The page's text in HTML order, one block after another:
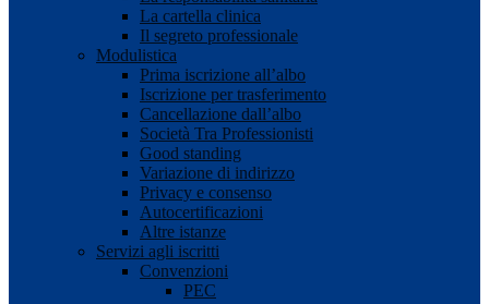
La cartella clinica
Il segreto professionale
Modulistica
Prima iscrizione all’albo
Iscrizione per trasferimento
Cancellazione dall’albo
Società Tra Professionisti
Good standing
Variazione di indirizzo
Privacy e consenso
Autocertificazioni
Altre istanze
Servizi agli iscritti
Convenzioni
PEC